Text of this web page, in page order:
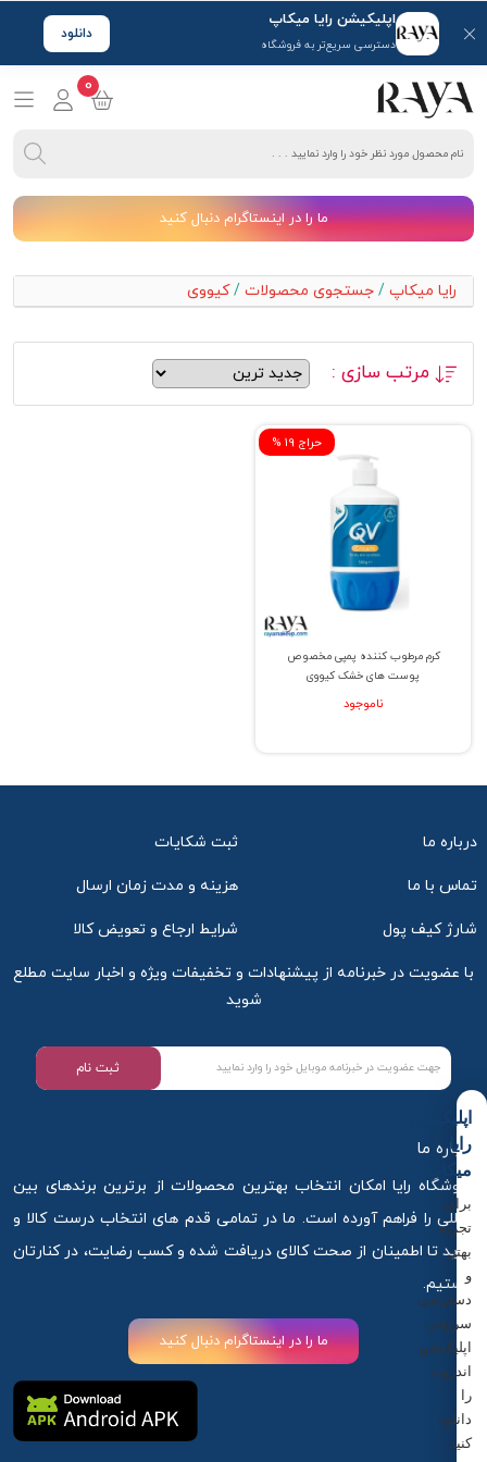
اپلیکیشن رایا میکاپ
دسترسی سریع‌تر به فروشگاه
دانلود
0
ما را در اینستاگرام دنبال کنید
رایا میکاپ / جستجوی محصولات /کیووی
مرتب سازی :
% حراج 19
کرم مرطوب کننده پمپی مخصوص
پوست های خشک کیووی
ناموجود
درباره ما ثبت شکایات
تماس با ما هزینه و مدت زمان ارسال
شارژ کیف پول شرایط ارجاع و تعویض کالا
با عضویت در خبرنامه از پیشنهادات و تخفیفات ویژه و اخبار سایت مطلع
شوید
ثبت نام
درباره ما
فروشگاه رایا امکان انتخاب بهترین محصولات از برترین برندهای بین
المللی را فراهم آورده است. ما در تمامی قدم های انتخاب درست کالا و
خرید تا اطمینان از صحت کالای دریافت شده و کسب رضایت، در کنارتان
هستیم.
ما را در اینستاگرام دنبال کنید
اپلیکیشن
رایا
میکاپ
برای
تجربه
بهتر
و
دسترسی
سریع‌تر،
اپلیکیشن
اندروید
را
دانلود
کنید.